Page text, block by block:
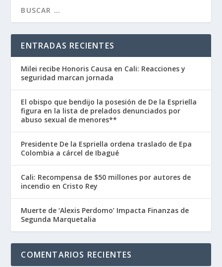
ENTRADAS RECIENTES
Milei recibe Honoris Causa en Cali: Reacciones y
seguridad marcan jornada
El obispo que bendijo la posesión de De la Espriella
figura en la lista de prelados denunciados por
abuso sexual de menores**
Presidente De la Espriella ordena traslado de Epa
Colombia a cárcel de Ibagué
Cali: Recompensa de $50 millones por autores de
incendio en Cristo Rey
Muerte de ‘Alexis Perdomo’ Impacta Finanzas de
Segunda Marquetalia
COMENTARIOS RECIENTES